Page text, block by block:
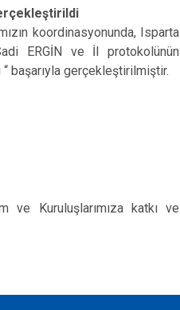
koordinasyonunda, Isparta
ERGİN ve İl protokolünün
başarıyla gerçekleştirilmiştir.
Kuruluşlarımıza katkı ve